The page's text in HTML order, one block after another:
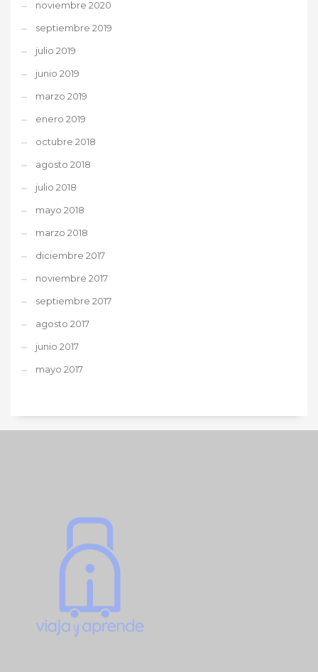
noviembre 2020
septiembre 2019
julio 2019
junio 2019
marzo 2019
enero 2019
octubre 2018
agosto 2018
julio 2018
mayo 2018
marzo 2018
diciembre 2017
noviembre 2017
septiembre 2017
agosto 2017
junio 2017
mayo 2017